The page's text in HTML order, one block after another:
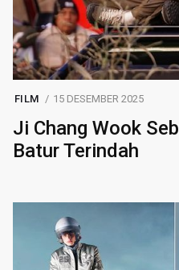
FILM 15 DESEMBER 2025
Ji Chang Wook
Batur Terindah